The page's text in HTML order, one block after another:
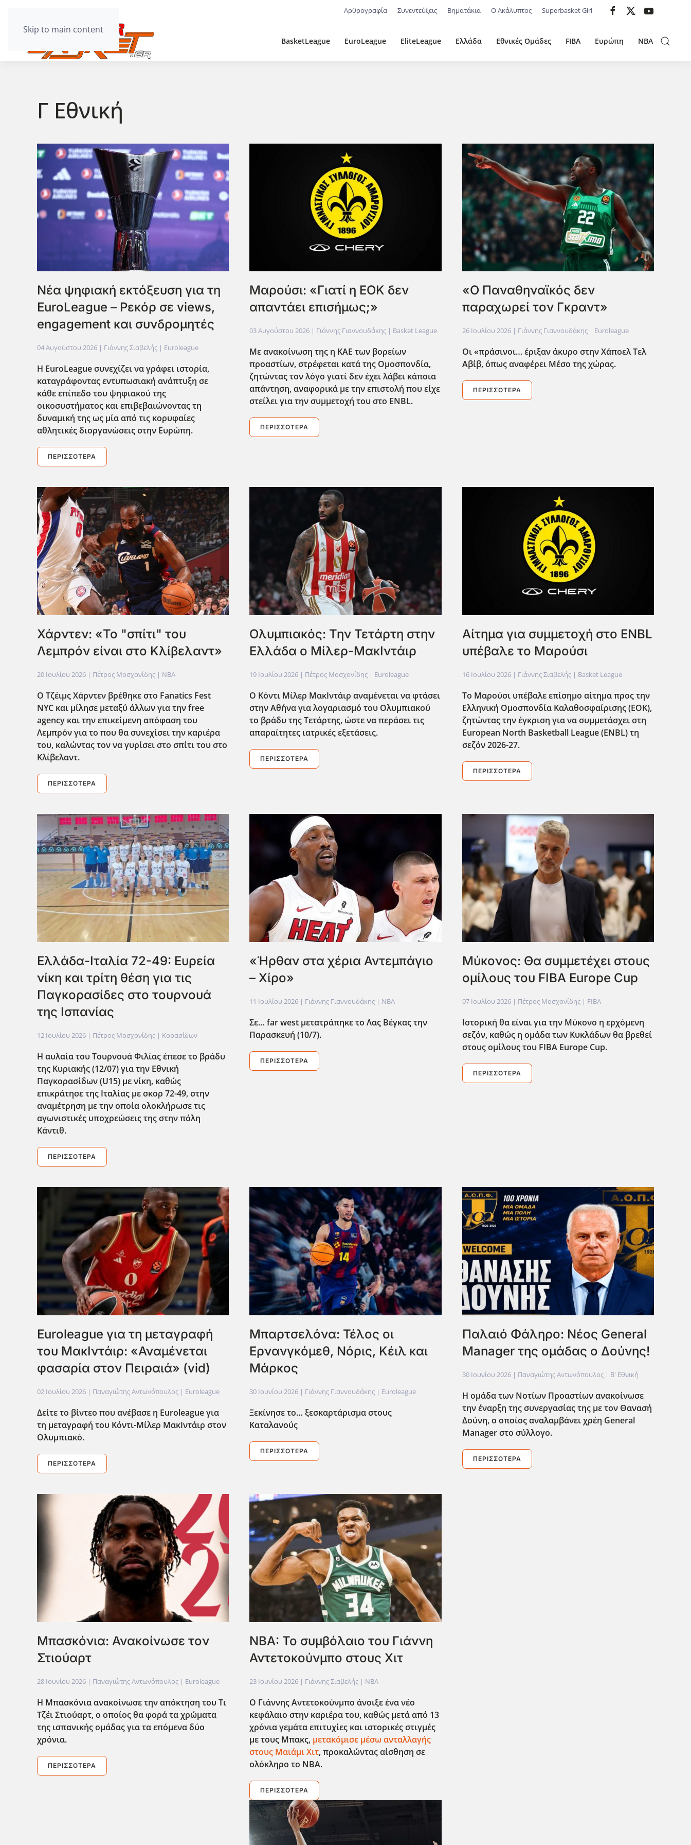
Skip to main content
Αρθρογραφία Συνεντεύξεις Βηματάκια Ο Ακάλυπτος Superbasket Girl
BasketLeague EuroLeague EliteLeague Ελλάδα Εθνικές Ομάδες FIBA Ευρώπη NBA
Γ Εθνική
Νέα ψηφιακή εκτόξευση για τη
EuroLeague – Ρεκόρ σε views,
engagement και συνδρομητές
04 Αυγούστου 2026 | Γιάννης Σιαβελής | Euroleague
Η EuroLeague συνεχίζει να γράφει ιστορία,
καταγράφοντας εντυπωσιακή ανάπτυξη σε
κάθε επίπεδο του ψηφιακού της
οικοσυστήματος και επιβεβαιώνοντας τη
δυναμική της ως μία από τις κορυφαίες
αθλητικές διοργανώσεις στην Ευρώπη.
ΠΕΡΙΣΣΌΤΕΡΑ
Μαρούσι: «Γιατί η ΕΟΚ δεν
απαντάει επισήμως;»
03 Αυγούστου 2026 | Γιάννης Γιαννουδάκης | Basket League
Με ανακοίνωση της η ΚΑΕ των βορείων
προαστίων, στρέφεται κατά της Ομοσπονδία,
ζητώντας τον λόγο γιατί δεν έχει λάβει κάποια
απάντηση, αναφορικά με την επιστολή που είχε
στείλει για την συμμετοχή του στο ENBL.
ΠΕΡΙΣΣΌΤΕΡΑ
«Ο Παναθηναϊκός δεν
παραχωρεί τον Γκραντ»
26 Ιουλίου 2026| Γιάννης Γιαννουδάκης | Euroleague
Οι «πράσινοι… έριξαν άκυρο στην Χάποελ Τελ
Αβίβ, όπως αναφέρει Μέσο της χώρας.
ΠΕΡΙΣΣΌΤΕΡΑ
Χάρντεν: «Το "σπίτι" του
Λεμπρόν είναι στο Κλίβελαντ»
20 Ιουλίου 2026 | Πέτρος Μοσχονίδης | NBA
Ο Τζέιμς Χάρντεν βρέθηκε στο Fanatics Fest
NYC και μίλησε μεταξύ άλλων για την free
agency και την επικείμενη απόφαση του
Λεμπρόν για το που θα συνεχίσει την καριέρα
του, καλώντας τον να γυρίσει στο σπίτι του στο
Κλίβελαντ.
ΠΕΡΙΣΣΌΤΕΡΑ
Ολυμπιακός: Την Τετάρτη στην
Ελλάδα ο Μίλερ-ΜακΙντάιρ
19 Ιουλίου 2026 | Πέτρος Μοσχονίδης | Euroleague
Ο Κόντι Μίλερ ΜακΙντάιρ αναμένεται να φτάσει
στην Αθ΄ηνα για λογαριασμό του Ολυμπιακού
το βράδυ της Τετάρτης, ώστε να περάσει τις
απαραίτητες ιατρικές εξετάσεις.
ΠΕΡΙΣΣΌΤΕΡΑ
Aίτημα για συμμετοχή στο ENBL
υπέβαλε το Μαρούσι
16 Ιουλίου 2026| Γιάννης Σιαβελής | Basket League
Το Μαρούσι υπέβαλε επίσημο αίτημα προς την
Ελληνική Ομοσπονδία Καλαθοσφαίρισης (ΕΟΚ),
ζητώντας την έγκριση για να συμμετάσχει στη
European North Basketball League (ENBL) τη
σεζόν 2026-27.
ΠΕΡΙΣΣΌΤΕΡΑ
Ελλάδα-Ιταλία 72-49: Ευρεία
νίκη και τρίτη θέση για τις
Παγκορασίδες στο τουρνουά
της Ισπανίας
12 Ιουλίου 2026 | Πέτρος Μοσχονίδης | Κορασίδων
Η αυλαία του Τουρνουά Φιλίας έπεσε το βράδυ
της Κυριακής (12/07) για την Εθνική
Παγκορασίδων (U15) με νίκη, καθώς
επικράτησε της Ιταλίας με σκορ 72-49, στην
αναμέτρηση με την οποία ολοκλήρωσε τις
αγωνιστικές υποχρεώσεις της στην πόλη
Κάντιθ.
ΠΕΡΙΣΣΌΤΕΡΑ
«Ήρθαν στα χέρια Αντεμπάγιο
– Χίρο»
11 Ιουλίου 2026 | Γιάννης Γιαννουδάκης | NBA
Σε… farwest μετατράπηκε το Λας Βέγκας την
Παρασκευή (10/7).
ΠΕΡΙΣΣΌΤΕΡΑ
Μύκονος: Θα συμμετέχει στους
ομίλους του FIBA Europe Cup
07 Ιουλίου 2026| Πέτρος Μοσχονίδης | FIBA
Ιστορική θα είναι για την Μύκονο η ερχόμενη
σεζόν, καθώς η ομάδα των Κυκλάδων θα βρεθεί
στους ομίλους του FIBA Europe Cup.
ΠΕΡΙΣΣΌΤΕΡΑ
Euroleague για τη μεταγραφή
του ΜακΙντάιρ: «Αναμένεται
φασαρία στον Πειραιά» (vid)
02 Ιουλίου 2026 | Παναγιώτης Αντωνόπουλος | Euroleague
Δείτε το βίντεο που ανέβασε η Euroleague για
τη μεταγραφή του Κόντι-Μίλερ ΜακΙντάιρ στον
Ολυμπιακό.
ΠΕΡΙΣΣΌΤΕΡΑ
Μπαρτσελόνα: Τέλος οι
Ερνανγκόμεθ, Νόρις, Κέιλ και
Μάρκος
30 Ιουνίου 2026 | Γιάννης Γιαννουδάκης | Euroleague
Ξεκίνησε το… ξεσκαρτάρισμα στους
Καταλανούς
ΠΕΡΙΣΣΌΤΕΡΑ
Παλαιό Φάληρο: Νέος General
Manager της ομάδας ο Δούνης!
30 Ιουνίου 2026| Παναγιώτης Αντωνόπουλος | Β' Εθνική
Η ομάδα των Νοτίων Προαστίων ανακοίνωσε
την έναρξη της συνεργασίας της με τον Θανασή
Δούνη, ο οποίος αναλαμβάνει χρέη General
Manager στο σύλλογο.
ΠΕΡΙΣΣΌΤΕΡΑ
Μπασκόνια: Ανακοίνωσε τον
Στιούαρτ
28 Ιουνίου 2026 | Παναγιώτης Αντωνόπουλος | Euroleague
Η Μπασκόνια ανακοίνωσε την απόκτηση του Τι
Τζέι Στιούαρτ, ο οποίος θα φορά τα χρώματα
της ισπανικής ομάδας για τα επόμενα δύο
χρόνια.
ΠΕΡΙΣΣΌΤΕΡΑ
NBA: Το συμβόλαιο του Γιάννη
Αντετοκούνμπο στους Χιτ
23 Ιουνίου 2026 | Γιάννης Σιαβελής | NBA
Ο Γιάννης Αντετοκούνμπο άνοιξε ένα νέο
κεφάλαιο στην καριέρα του, καθώς μετά από 13
χρόνια γεμάτα επιτυχίες και ιστορικές στιγμές
με τους Mπακς, μετακόμισε μέσω ανταλλαγής
στους Μαιάμι Χιτ, προκαλώντας αίσθηση σε
ολόκληρο το NBA.
ΠΕΡΙΣΣΌΤΕΡΑ